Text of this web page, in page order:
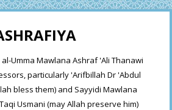
Umma Mawlana Ashraf 'Ali Thanawi
particularly 'Arifbillah Dr 'Abdul
bless them) and Sayyidi Mawlana
Usmani (may Allah preserve him)